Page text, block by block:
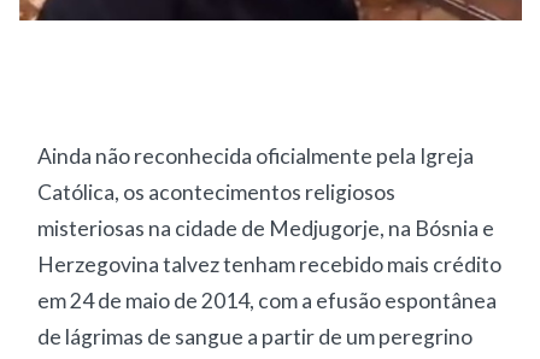
Ainda não reconhecida oficialmente pela Igreja
Católica, os acontecimentos religiosos
misteriosas na cidade de Medjugorje, na Bósnia e
Herzegovina talvez tenham recebido mais crédito
em 24 de maio de 2014, com a efusão espontânea
de lágrimas de sangue a partir de um peregrino